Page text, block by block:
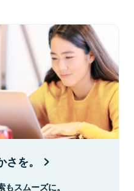
を。
スムーズに。